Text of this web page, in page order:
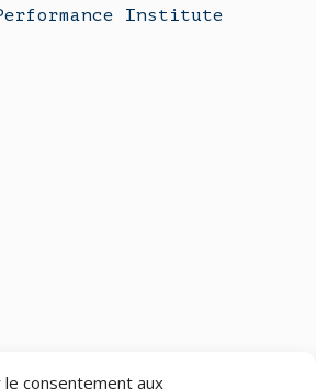
le consentement aux
Institute